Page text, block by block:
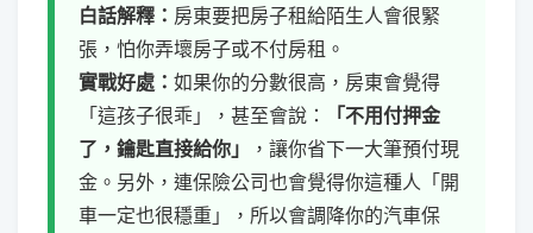
白話解釋： 房東要把房子租給陌生人會很緊
張，怕你弄壞房子或不付房租。
實戰好處： 如果你的分數很高，房東會覺得
「這孩子很乖」，甚至會說：
「不用付押金
了，鑰匙直接給你」
，讓你省下一大筆預付現
金。另外，連保險公司也會覺得你這種人「開
車一定也很穩重」，所以會調降你的汽車保